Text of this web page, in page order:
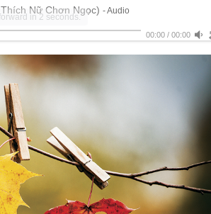
Nữ Chơn Ngọc) - Audio
00:00/ 00:00
in 2 seconds.